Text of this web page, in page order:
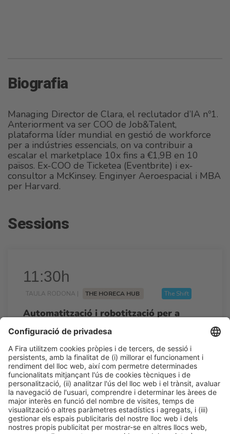
Biografia
Managing Director de Clara, el reclutador d’IA nº1.
Anteriorment va ser COO de Job&Talent,
plataforma líder mundial en gestió de workforce
per a indústries essencials, on va contribuir a
escalar el marketplace 10x fins a €1,9B en 10
països. Ex-COO de Ticketea (Eventbrite) i ex-
consultor a McKinsey. Enginyer Aeroespacial i MBA
per Harvard.
Sessions
11:30h
TAULA RODONA | THE HORECA HUB The Shift
Automatització i robotització per a
l’eficiència de costos
Dt 24
11:30h - 12:15h
Talk Stage 1 - The Horeca Hub
Accés lliure
LLegir més